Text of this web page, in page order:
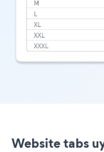
Website tabs